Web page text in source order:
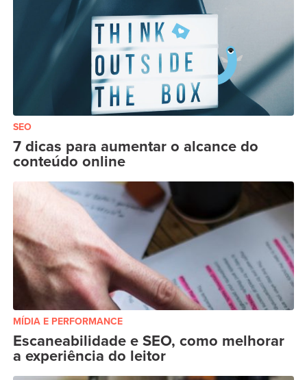
SEO
7 dicas para aumentar o alcance do
conteúdo online
MÍDIA E PERFORMANCE
Escaneabilidade e SEO, como melhorar
a experiência do leitor